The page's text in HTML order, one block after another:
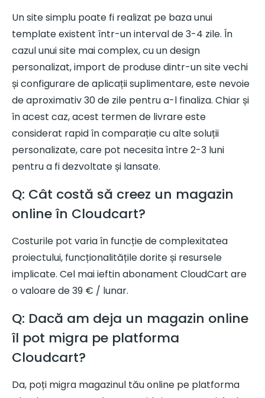
Un site simplu poate fi realizat pe baza unui
template existent într-un interval de 3-4 zile. În
cazul unui site mai complex, cu un design
personalizat, import de produse dintr-un site vechi
și configurare de aplicații suplimentare, este nevoie
de aproximativ 30 de zile pentru a-l finaliza. Chiar și
în acest caz, acest termen de livrare este
considerat rapid în comparație cu alte soluții
personalizate, care pot necesita între 2-3 luni
pentru a fi dezvoltate și lansate.
Q: Cât costă să creez un magazin
online în Cloudcart?
Costurile pot varia în funcție de complexitatea
proiectului, funcționalitățile dorite și resursele
implicate. Cel mai ieftin abonament CloudCart are
o valoare de 39 € / lunar.
Q: Dacă am deja un magazin online
îl pot migra pe platforma
Cloudcart?
Da, poți migra magazinul tău online pe platforma